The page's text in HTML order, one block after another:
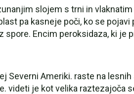
slojem s trni in
pa kasneje poči, ko se
spore. Encim peroksidaza, ki je
Severni Ameriki. raste na
videti je kot velika raztezajoča